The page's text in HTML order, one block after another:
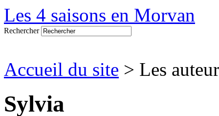
Les 4 saisons en Morvan
Rechercher
Accueil du site > Les
Sylvia